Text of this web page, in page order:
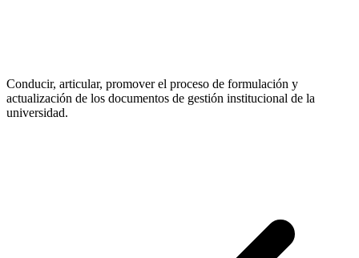
Conducir, articular, promover el proceso de formulación y
actualización de los documentos de gestión institucional de la
universidad.